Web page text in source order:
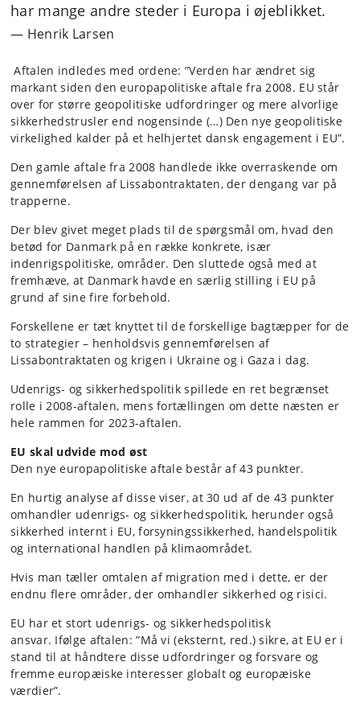
har mange andre steder i Europa i øjeblikket.
Henrik Larsen
Aftalen indledes med ordene: ”Verden har ændret sig
markant siden den europapolitiske aftale fra 2008. EU står
over for større geopolitiske udfordringer og mere alvorlige
sikkerhedstrusler end nogensinde (…) Den nye geopolitiske
virkelighed kalder på et helhjertet dansk engagement i EU”.
Den gamle aftale fra 2008 handlede ikke overraskende om
gennemførelsen af Lissabontraktaten, der dengang var på
trapperne.
Der blev givet meget plads til de spørgsmål om, hvad den
betød for Danmark på en række konkrete, især
indenrigspolitiske, områder. Den sluttede også med at
fremhæve, at Danmark havde en særlig stilling i EU på
grund af sine fire forbehold.
Forskellene er tæt knyttet til de forskellige bagtæpper for de
to strategier – henholdsvis gennemførelsen af
Lissabontraktaten og krigen i Ukraine og i Gaza i dag.
Udenrigs- og sikkerhedspolitik spillede en ret begrænset
rolle i 2008-aftalen, mens fortællingen om dette næsten er
hele rammen for 2023-aftalen.
EU skal udvide mod øst
Den nye europapolitiske aftale består af 43 punkter.
En hurtig analyse af disse viser, at 30 ud af de 43 punkter
omhandler udenrigs- og sikkerhedspolitik, herunder også
sikkerhed internt i EU, forsyningssikkerhed, handelspolitik
og international handlen på klimaområdet.
Hvis man tæller omtalen af migration med i dette, er der
endnu flere områder, der omhandler sikkerhed og risici.
EU har et stort udenrigs- og sikkerhedspolitisk
ansvar. Ifølge aftalen: ”Må vi (eksternt, red.) sikre, at EU er i
stand til at håndtere disse udfordringer og forsvare og
fremme europæiske interesser globalt og europæiske
værdier”.